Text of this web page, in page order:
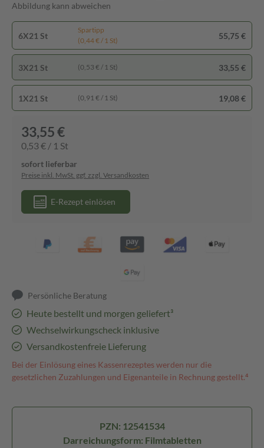
Abbildung kann abweichen
6X21 St
Spartipp
(0,44 € / 1 St)
55,75 €
3X21 St (0,53 € / 1 St) 33,55 €
1X21 St (0,91 € / 1 St) 19,08 €
33,55 €
0,53 € / 1 St
sofort lieferbar
Preise inkl. MwSt. ggf. zzgl. Versandkosten
E-Rezept einlösen
Persönliche Beratung
Heute bestellt und morgen geliefert³
Wechselwirkungscheck inklusive
Versandkostenfreie Lieferung
Bei der Einlösung eines Kassenrezeptes werden nur die
gesetzlichen Zuzahlungen und Eigenanteile in Rechnung gestellt.⁴
PZN: 12541534
Darreichungsform: Filmtabletten